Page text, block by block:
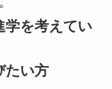
学を考えてい
たい方